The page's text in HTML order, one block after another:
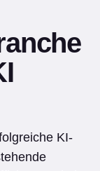
KI-